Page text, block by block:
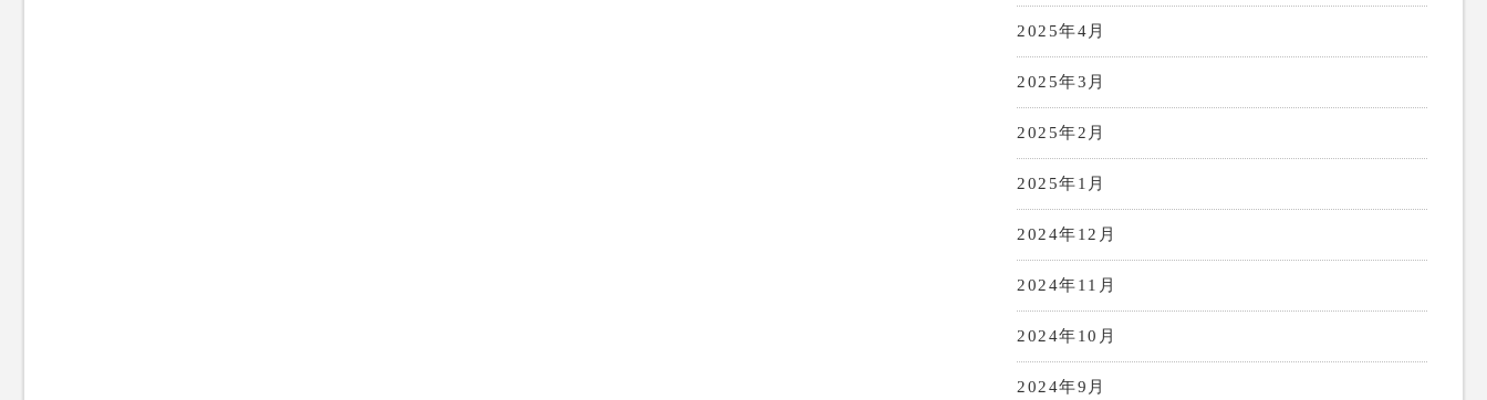
2025年4月
2025年3月
2025年2月
2025年1月
2024年12月
2024年11月
2024年10月
2024年9月